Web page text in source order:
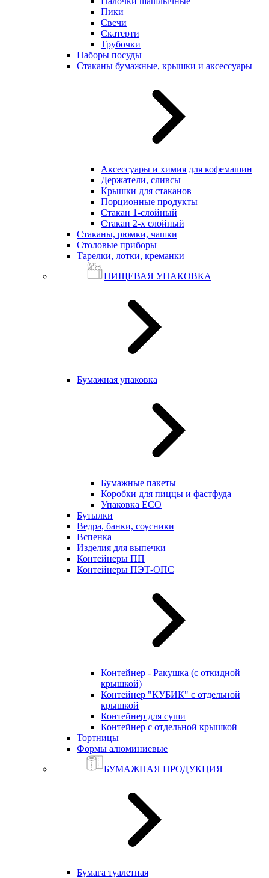
Пики
Свечи
Скатерти
Трубочки
Наборы посуды
Стаканы бумажные, крышки и аксессуары
Аксессуары и химия для кофемашин
Держатели, сливсы
Крышки для стаканов
Порционные продукты
Стакан 1-слойный
Стакан 2-х слойный
Стаканы, рюмки, чашки
Столовые приборы
Тарелки, лотки, креманки
ПИЩЕВАЯ УПАКОВКА
Бумажная упаковка
Бумажные пакеты
Коробки для пиццы и фастфуда
Упаковка ECO
Бутылки
Ведра, банки, соусники
Вспенка
Изделия для выпечки
Контейнеры ПП
Контейнеры ПЭТ-ОПС
Контейнер - Ракушка (с откидной
крышкой)
Контейнер "КУБИК" с отдельной
крышкой
Контейнер для суши
Контейнер с отдельной крышкой
Тортницы
Формы алюминиевые
БУМАЖНАЯ ПРОДУКЦИЯ
Бумага туалетная